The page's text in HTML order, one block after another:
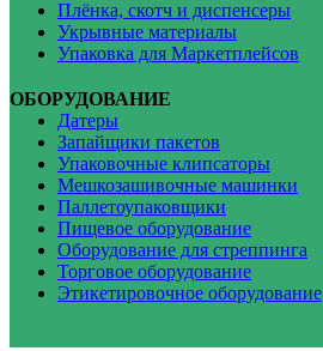
Плёнка, скотч и диспенсеры
Укрывные материалы
Упаковка для Маркетплейсов
ОБОРУДОВАНИЕ
Датеры
Запайщики пакетов
Упаковочные клипсаторы
Мешкозашивочные машинки
Паллетоупаковщики
Пищевое оборудование
Оборудование для стреппинга
Торговое оборудование
Этикетировочное оборудование